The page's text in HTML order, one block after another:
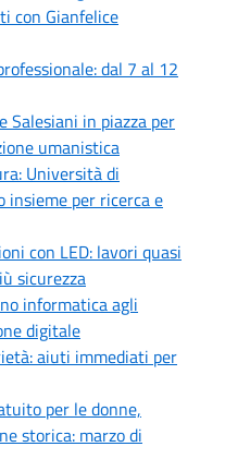
con Gianfelice
dal 7 al 12
Salesiani in piazza per
umanistica
Università di
insieme per ricerca e
con LED: lavori quasi
sicurezza
informatica agli
digitale
aiuti immediati per
per le donne,
storica: marzo di